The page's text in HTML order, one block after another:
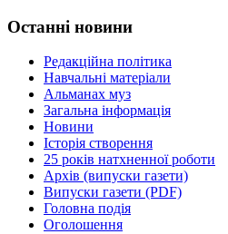
Останні новини
Редакційна політика
Навчальні матеріали
Альманах муз
Загальна інформація
Новини
Історія створення
25 років натхненної роботи
Архів (випуски газети)
Випуски газети (PDF)
Головна подія
Оголошення